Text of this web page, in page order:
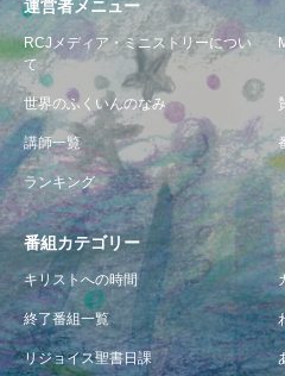
運営者メニュー
RCJメディア・ミニストリーについ
て
世界のふくいんのなみ
講師一覧
ランキング
番組カテゴリー
キリストへの時間
終了番組一覧
リジョイス聖書日課